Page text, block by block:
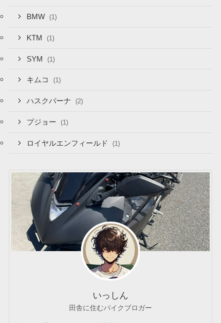
BMW (1)
KTM (1)
SYM (1)
キムコ (1)
ハスクバーナ (2)
プジョー (1)
ロイヤルエンフィールド (1)
いっしん
田舎に住むバイクブロガー